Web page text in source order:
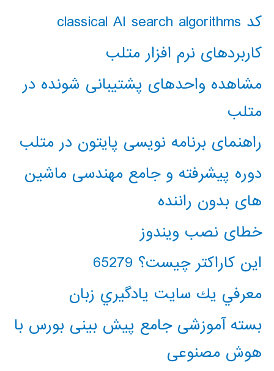
کد classical AI search algorithms
کاربردهای نرم افزار متلب
مشاهده واحدهای پشتیبانی شونده در
متلب
راهنمای برنامه نویسی پایتون در متلب
دوره پیشرفته و جامع مهندسی ماشین
های بدون راننده
خطای نصب ویندوز
این کاراکتر چیست؟ 65279
معرفي يك سايت يادگيري زبان
بسته آموزشی جامع پیش بینی بورس با
هوش مصنوعی